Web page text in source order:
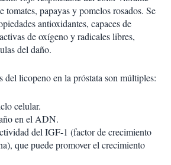
tomates, papayas y pomelos rosados. Se
antioxidantes, capaces de
de oxígeno y radicales libres,
del daño.
del licopeno en la próstata son múltiples:
celular.
en el ADN.
del IGF-1 (factor de crecimiento
que puede promover el crecimiento